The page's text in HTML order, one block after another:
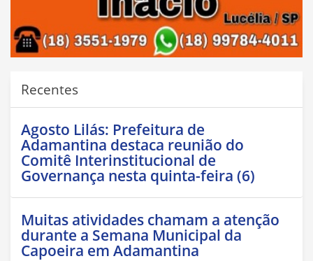
Recentes
Agosto Lilás: Prefeitura de
Adamantina destaca reunião do
Comitê Interinstitucional de
Governança nesta quinta-feira (6)
Muitas atividades chamam a atenção
durante a Semana Municipal da
Capoeira em Adamantina